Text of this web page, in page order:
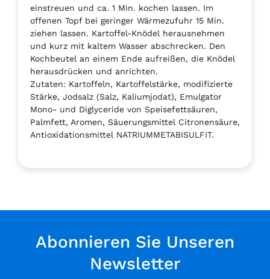
einstreuen und ca. 1 Min. kochen lassen. Im
offenen Topf bei geringer Wärmezufuhr 15 Min.
ziehen lassen. Kartoffel-Knödel herausnehmen
und kurz mit kaltem Wasser abschrecken. Den
Kochbeutel an einem Ende aufreißen, die Knödel
herausdrücken und anrichten.
Zutaten: Kartoffeln, Kartoffelstärke, modifizierte
Stärke, Jodsalz (Salz, Kaliumjodat), Emulgator
Mono- und Diglyceride von Speisefettsäuren,
Palmfett, Aromen, Säuerungsmittel Citronensäure,
Antioxidationsmittel NATRIUMMETABISULFIT.
Abonnieren Sie Unseren
Newsletter